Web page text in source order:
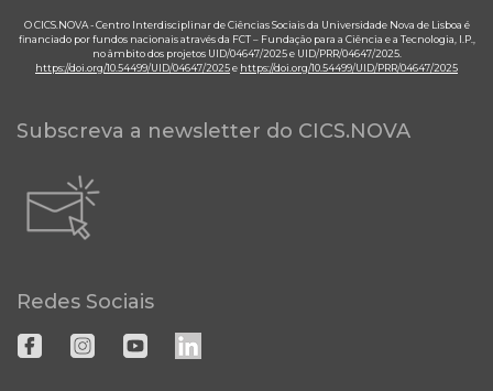
O CICS.NOVA - Centro Interdisciplinar de Ciências Sociais da Universidade Nova de Lisboa é
financiado por fundos nacionais através da FCT – Fundação para a Ciência e a Tecnologia, I.P.,
no âmbito dos projetos UID/04647/2025 e UID/PRR/04647/2025.
https://doi.org/10.54499/UID/04647/2025e https://doi.org/10.54499/UID/PRR/04647/2025
Subscreva a newsletter do CICS.NOVA
Redes Sociais